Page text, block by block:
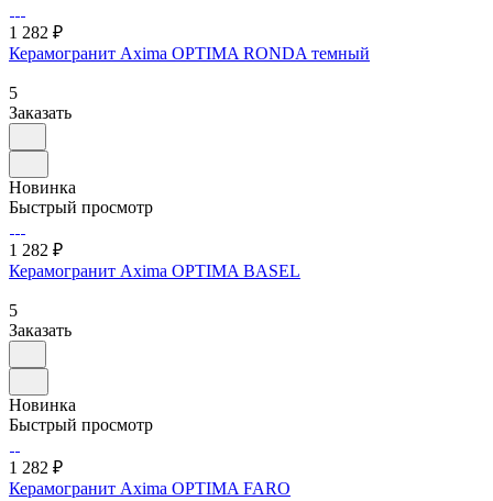
1 282 ₽
Керамогранит Axima OPTIMA RONDA темный
5
Заказать
Новинка
Быстрый просмотр
1 282 ₽
Керамогранит Axima OPTIMA BASEL
5
Заказать
Новинка
Быстрый просмотр
1 282 ₽
Керамогранит Axima OPTIMA FARO